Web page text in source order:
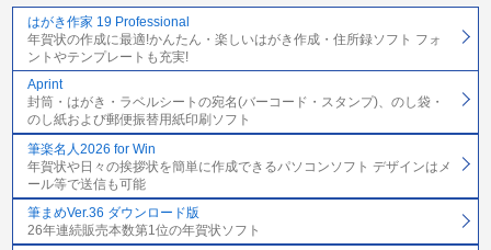
はがき作家 19 Professional
年賀状の作成に最適!かんたん・楽しいはがき作成・住所録ソフト フォ
ントやテンプレートも充実!
Aprint
封筒・はがき・ラベルシートの宛名(バーコード・スタンプ)、のし袋・
のし紙および郵便振替用紙印刷ソフト
筆楽名人2026 for Win
年賀状や日々の挨拶状を簡単に作成できるパソコンソフト デザインはメ
ール等で送信も可能
筆まめVer.36 ダウンロード版
26年連続販売本数第1位の年賀状ソフト